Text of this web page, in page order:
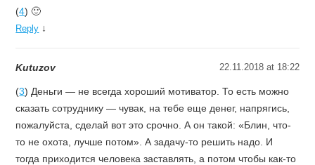
(4) 🙂
Reply ↓
Kutuzov 22.11.2018 at 18:22
(3) Деньги — не всегда хороший мотиватор. То есть можно
сказать сотруднику — чувак, на тебе еще денег, напрягись,
пожалуйста, сделай вот это срочно. А он такой: «Блин, что-
то не охота, лучше потом». А задачу-то решить надо. И
тогда приходится человека заставлять, а потом чтобы как-то